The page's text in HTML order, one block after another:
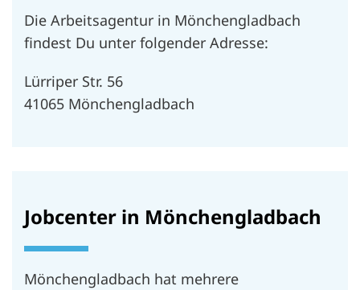
Die Arbeitsagentur in Mönchengladbach
findest Du unter folgender Adresse:
Lürriper Str. 56
41065 Mönchengladbach
Jobcenter in Mönchengladbach
Mönchengladbach hat mehrere